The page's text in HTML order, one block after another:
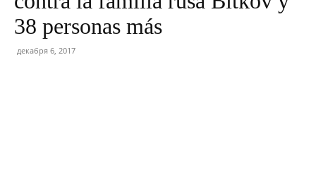
38 personas más
декабря 6, 2017